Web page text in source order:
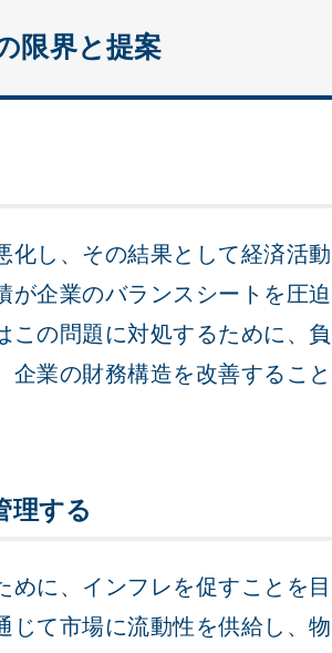
限界と提案
化し、その結果として経済活動
が企業のバランスシートを圧迫
この問題に対処するために、負
業の財務構造を改善すること
理する
めに、インフレを促すことを目
じて市場に流動性を供給し、物